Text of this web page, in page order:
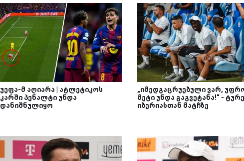
უეფა-მ აღიარა | ატლეტიკოს
კარში პენალტი უნდა
დანიშნულიყო
„იმედგაცრუებული ვარ,
მეტი უნდა გაგვეტანა!“ - ტურე
იბერიასთან მატჩზე